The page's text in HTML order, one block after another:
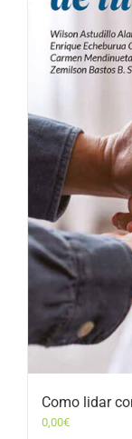
Como lidar
0,00€